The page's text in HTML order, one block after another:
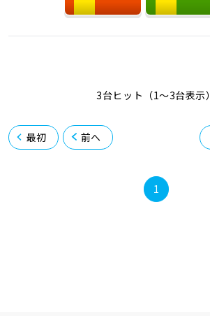
3台ヒット（1〜3台表示）
最初 前へ
1